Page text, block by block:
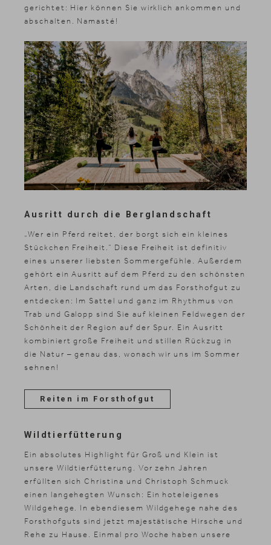
News & Stories
Inklusivleistungen
Shopping
Galerie
gerichtet: Hier können Sie wirklich ankommen und
abschalten. Namasté!
Ausritt durch die Berglandschaft
„Wer ein Pferd reitet, der borgt sich ein kleines
Stückchen Freiheit.“ Diese Freiheit ist definitiv
eines unserer liebsten Sommergefühle. Außerdem
gehört ein Ausritt auf dem Pferd zu den schönsten
Arten, die Landschaft rund um das Forsthofgut zu
entdecken: Im Sattel und ganz im Rhythmus von
Trab und Galopp sind Sie auf kleinen Feldwegen der
Schönheit der Region auf der Spur. Ein Ausritt
kombiniert große Freiheit und stillen Rückzug in
die Natur – genau das, wonach wir uns im Sommer
sehnen!
Reiten im Forsthofgut
Wildtierfütterung
Ein absolutes Highlight für Groß und Klein ist
unsere Wildtierfütterung. Vor zehn Jahren
erfüllten sich Christina und Christoph Schmuck
einen langehegten Wunsch: Ein hoteleigenes
Wildgehege. In ebendiesem Wildgehege nahe des
Forsthofguts sind jetzt majestätische Hirsche und
Rehe zu Hause. Einmal pro Woche haben unsere